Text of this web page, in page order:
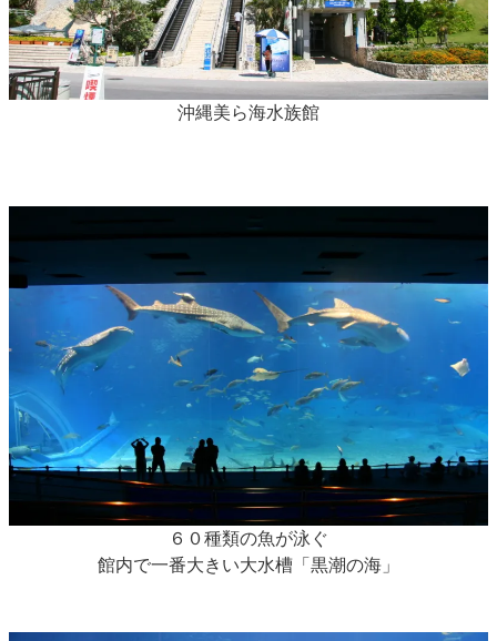
沖縄美ら海水族館
６０種類の魚が泳ぐ
館内で一番大きい大水槽「黒潮の海」